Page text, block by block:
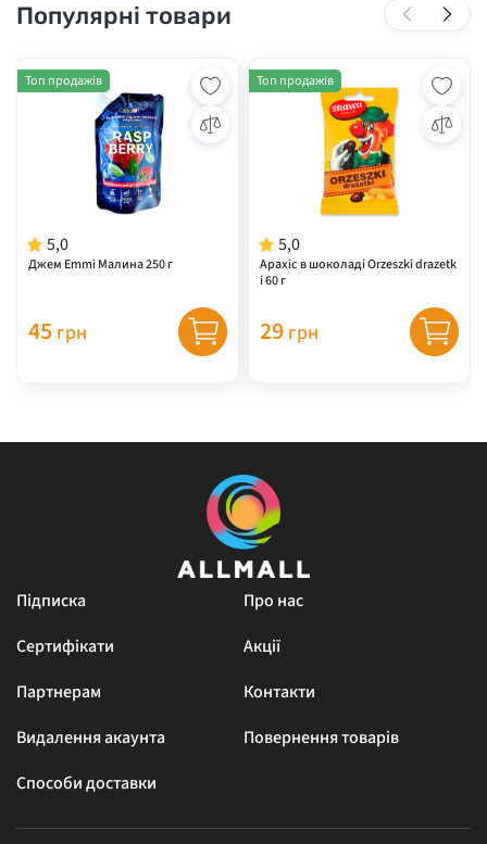
Популярні товари
5,0
Джем Emmi Малина 250 г
Топ продажів
45 грн
5,0
Арахіс в шоколаді Orzeszki drazetk
i 60 г
Топ продажів
29 грн
Підписка
Про нас
Сертифікати
Акції
Партнерам
Контакти
Видалення акаунта
Повернення товарів
Способи доставки